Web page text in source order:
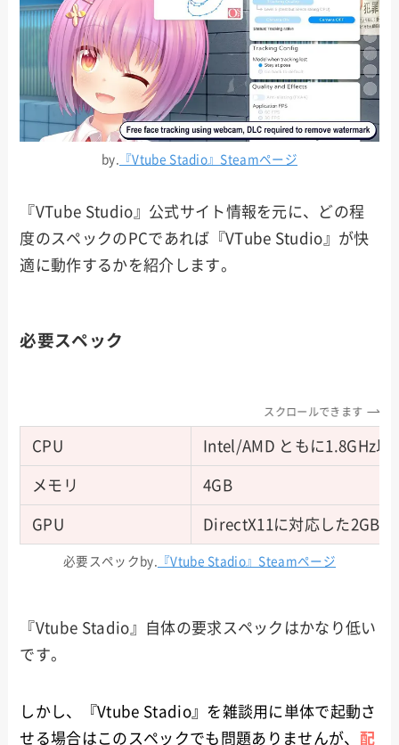
by. 『Vtube Stadio』Steamページ
『VTube Studio』公式サイト情報を元に、どの程
度のスペックのPCであれば『VTube Studio』が快
適に動作するかを紹介します。
必要スペック
スクロールできます
CPU Intel/AMD ともに1.8GHz以
メモリ 4GB
GPU DirectX11に対応した2GB
必要スペックby. 『Vtube Stadio』Steamページ
『Vtube Stadio』自体の要求スペックはかなり低い
です。
しかし、『Vtube Stadio』を雑談用に単体で起動さ
せる場合はこのスペックでも問題ありませんが、 配